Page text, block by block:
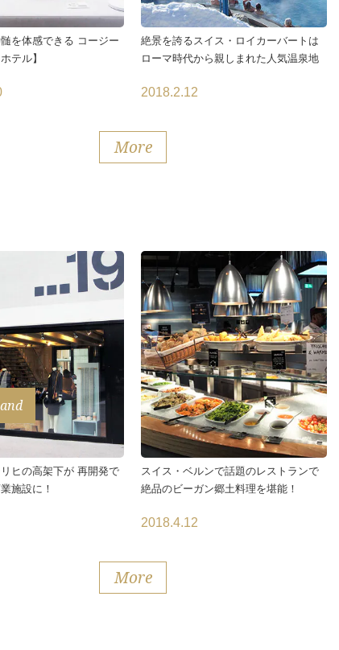
を体感できる コージー
テル】
絶景を誇るスイス・ロイカーバートは
ローマ時代から親しまれた人気温泉地
2018.2.12
More
ヒの高架下が 再開発で
施設に！
スイス・ベルンで話題のレストランで
絶品のビーガン郷土料理を堪能！
2018.4.12
More